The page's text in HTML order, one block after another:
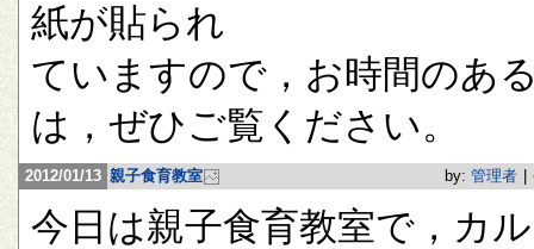
紙が貼られ
ていますので，お時間のあ
は，ぜひご覧ください。
2012/01/13 親子食育教室 by: 管理者
今日は親子食育教室で，カ